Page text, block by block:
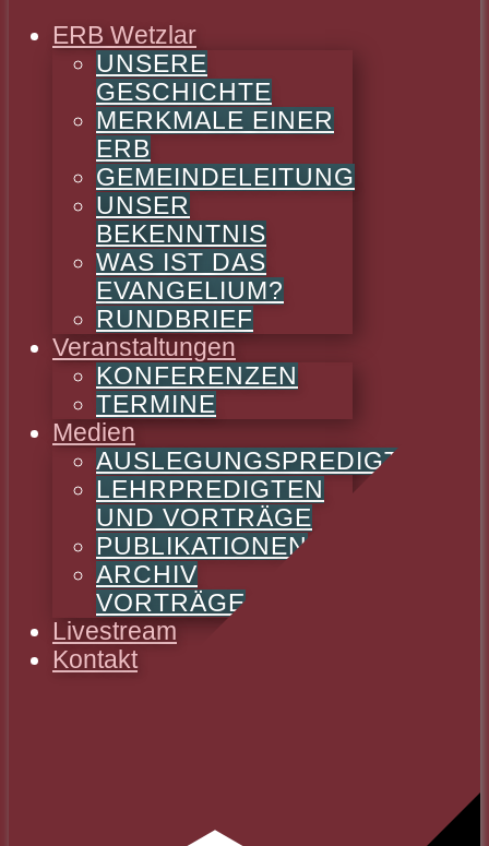
ERB Wetzlar
UNSERE
GESCHICHTE
MERKMALE EINER
ERB
GEMEINDELEITUNG
UNSER
BEKENNTNIS
WAS IST DAS
EVANGELIUM?
RUNDBRIEF
Veranstaltungen
KONFERENZEN
TERMINE
Medien
AUSLEGUNGSPREDIGTEN
LEHRPREDIGTEN
UND VORTRÄGE
PUBLIKATIONEN
ARCHIV
VORTRÄGE
Livestream
Kontakt